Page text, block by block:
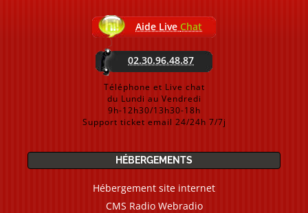
Aide Live Chat
02.30.96.48.87
Téléphone et Live chat
du Lundi au Vendredi
9h-12h30/13h30-18h
Support ticket email 24/24h 7/7j
HÉBERGEMENTS
Hébergement site internet
CMS Radio Webradio